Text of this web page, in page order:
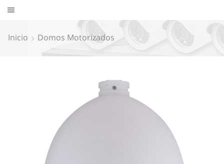
Inicio Domos Motorizados